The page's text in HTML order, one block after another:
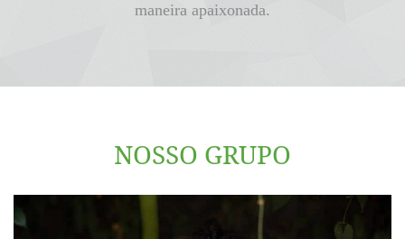
maneira apaixonada.
NOSSO GRUPO